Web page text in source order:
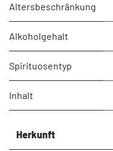
Altersbeschränkung
Alkoholgehalt
Spirituosentyp
Inhalt
Herkunft